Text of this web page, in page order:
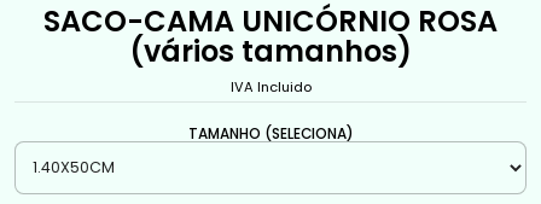
SACO-CAMA UNICÓRNIO ROSA
(vários tamanhos)
IVA Incluido
TAMANHO (SELECIONA)